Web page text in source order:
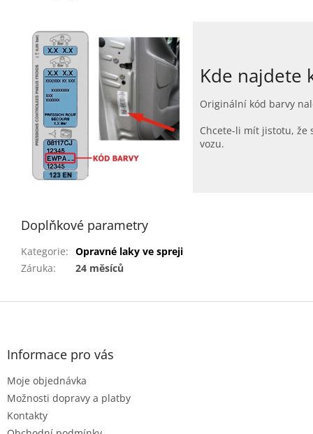
Kde najdete
Originální kód barvy
Chcete-li mít jistotu, že
vozu.
Doplňkové parametry
Kategorie: Opravné laky ve spreji
Záruka: 24 měsíců
Z
Informace pro vás
Moje objednávka
Možnosti dopravy a platby
Kontakty